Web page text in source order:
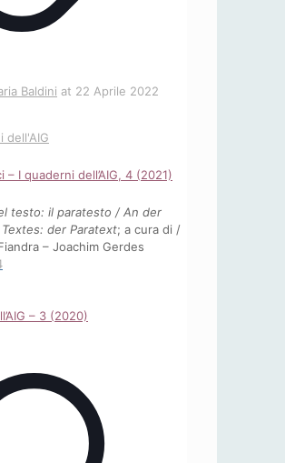
Baldini at 22 Aprile 2022
dell'AIG
– I quaderni dell’AIG, 4 (2021)
testo: il paratesto / An der
der Paratext; a cura di /
– Joachim Gerdes